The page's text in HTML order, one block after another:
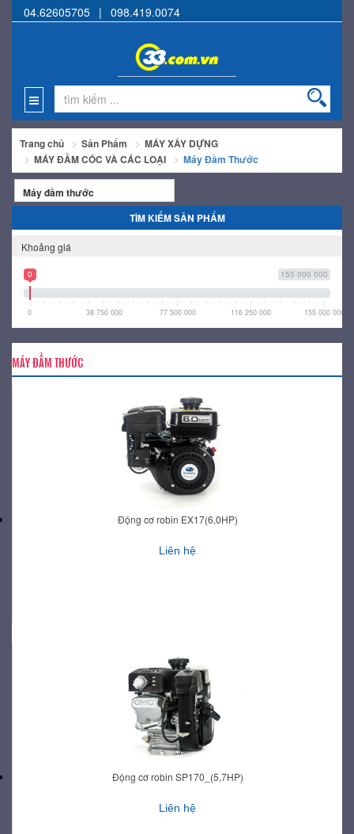
04.62605705 | 098.419.0074
Trang chủ Sản Phẩm
MÁY XÂY DỰNG
MÁY ĐẦM CÓC VÀ CÁC LOẠI
Máy Đầm Thước
Máy đầm thước
TÌM KIẾM SẢN PHẨM
Khoảng giá
155 000 000
0
0 38 750 000 77 500 000 116 250 000 155 000 000
MÁY ĐẦM THƯỚC
Động cơ robin EX17(6,0HP)
Liên hệ
Động cơ robin SP170_(5,7HP)
Liên hệ